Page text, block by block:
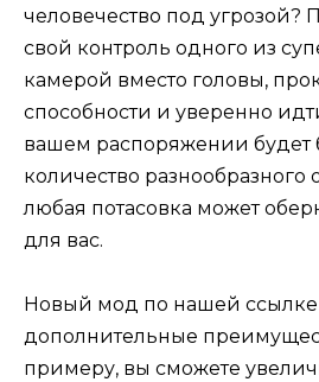
человечество под угрозой?
свой контроль одного из
камерой вместо головы,
способности и уверенно
вашем распоряжении будет
количество разнообразного
любая потасовка может
для вас.
Новый мод по нашей ссылке
дополнительные
примеру, вы сможете